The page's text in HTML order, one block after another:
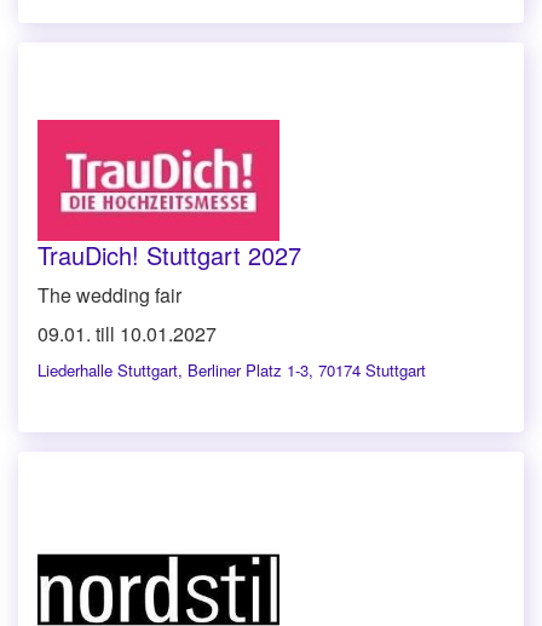
TrauDich! Stuttgart 2027
The wedding fair
09.01. till 10.01.2027
Liederhalle Stuttgart, Berliner Platz 1-3, 70174 Stuttgart